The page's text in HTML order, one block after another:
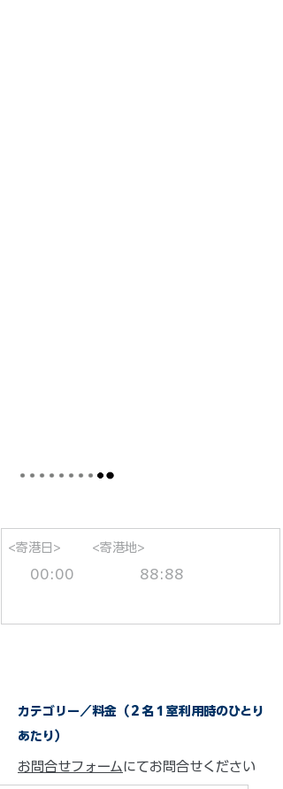
<寄港日>
00:00
<寄港地>
88:88
カテゴリー／料金（２名１室利用時のひとり
あたり）
お問合せフォームにてお問合せください